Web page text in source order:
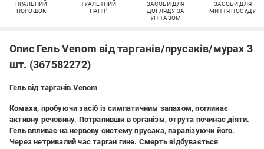
ПРАЛЬНИЙ
ПОРОШОК
ТУАЛЕТНИЙ
ПАПІР
ЗАСОБИ ДЛЯ
ДОГЛЯДУ ЗА
УНІТАЗОМ
ЗАСОБИ ДЛЯ
МИТТЯ ПОСУДУ
Опис Гель Venom від тарганів/прусаків/мурах 3
шт. (367582272)
Гель від тарганів Venom
Комаха, пробуючи засіб із симпатичним запахом, поглинає
активну речовину. Потрапивши в організм, отрута починає діяти.
Гель впливає на нервову систему прусака, паралізуючи його.
Через нетривалий час тарган гине. Смерть відбувається